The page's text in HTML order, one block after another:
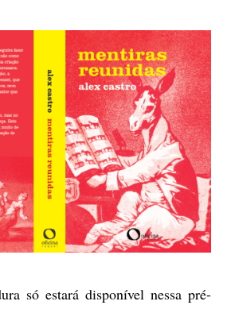
só estará disponível nessa pré-